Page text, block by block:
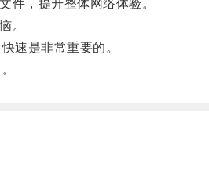
，提升整体网络体验。
。
速是非常重要的。